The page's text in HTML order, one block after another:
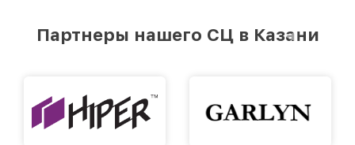
Казани, постоянно повышая уровень доверия
Партнеры нашего СЦ в Казани